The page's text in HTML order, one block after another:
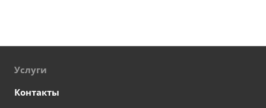
Услуги
Контакты